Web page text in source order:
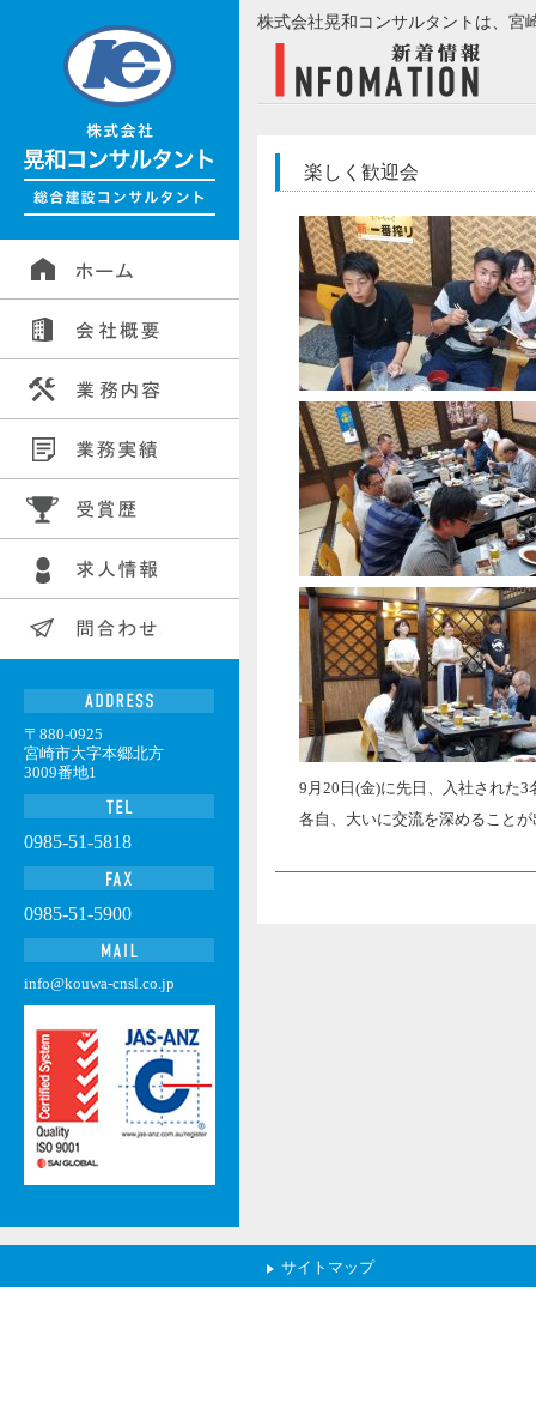
株式会社晃和コンサルタントは、宮
楽しく歓迎会
9 月20日(金)に先日、入社された
各自、大いに交流を深めること
〒880-0925
宮崎市大字本郷北方
3009番地1
0985-51-5818
0985-51-5900
info@kouwa-cnsl.co.jp
サイトマップ